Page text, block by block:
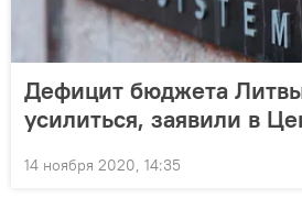
Дефицит бюджета
усилиться, заявили в
14 ноября 2020, 14:35